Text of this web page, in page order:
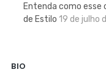
Entenda como esse
de Estilo 19 de julho
BIO